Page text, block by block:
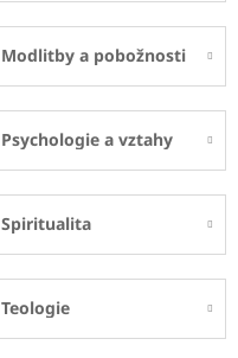
Modlitby a pobožnosti
Psychologie a vztahy
Spiritualita
Teologie